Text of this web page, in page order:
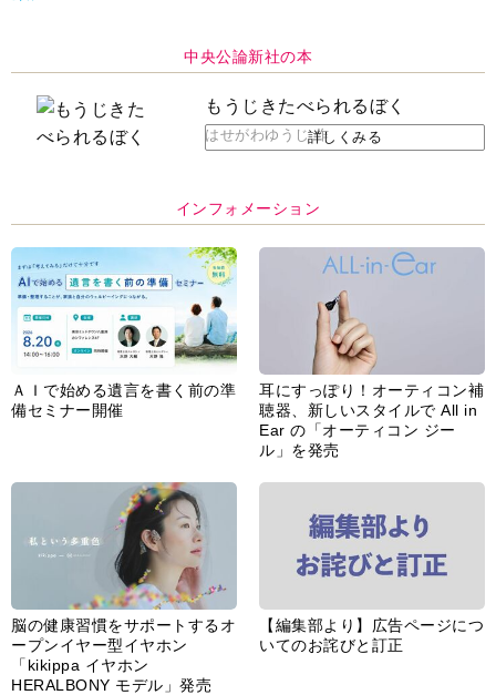
中央公論新社の本
もうじきたべられるぼく
はせがわゆうじ 作詳しくみる
インフォメーション
ＡＩで始める遺言を書く前の準
備セミナー開催
耳にすっぽり！オーティコン補
聴器、新しいスタイルで All in
Ear の「オーティコン ジー
ル」を発売
脳の健康習慣をサポートするオ
ープンイヤー型イヤホン
「kikippa イヤホン
HERALBONY モデル」発売
【編集部より】広告ページにつ
いてのお詫びと訂正